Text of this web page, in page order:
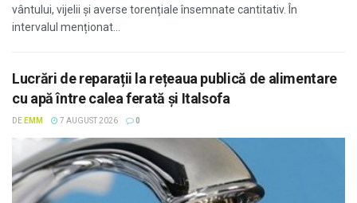
vântului, vijelii și averse torențiale însemnate cantitativ. În
intervalul menționat...
Lucrări de reparații la rețeaua publică de alimentare
cu apă între calea ferată și Italsofa
DE EMM 7 AUGUST 2026 0